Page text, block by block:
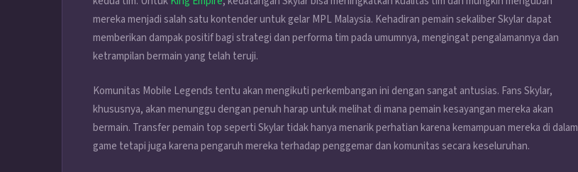
mereka menjadi salah satu kontender untuk gelar MPL Malaysia. Kehadiran pemain sekaliber Skylar dapat
memberikan dampak positif bagi strategi dan performa tim pada umumnya, mengingat pengalamannya dan
ketrampilan bermain yang telah teruji.
Komunitas Mobile Legends tentu akan mengikuti perkembangan ini dengan sangat antusias. Fans Skylar,
khususnya, akan menunggu dengan penuh harap untuk melihat di mana pemain kesayangan mereka akan
bermain. Transfer pemain top seperti Skylar tidak hanya menarik perhatian karena kemampuan mereka di dalam
game tetapi juga karena pengaruh mereka terhadap penggemar dan komunitas secara keseluruhan.